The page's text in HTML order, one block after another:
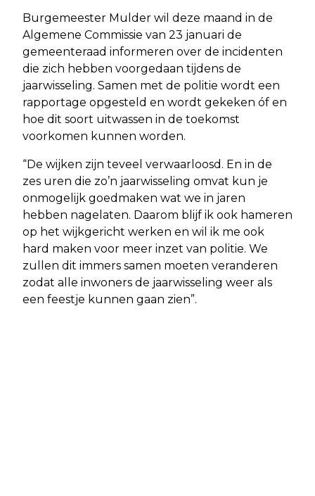
Burgemeester Mulder wil deze maand in de
Algemene Commissie van 23 januari de
gemeenteraad informeren over de incidenten
die zich hebben voorgedaan tijdens de
jaarwisseling. Samen met de politie wordt een
rapportage opgesteld en wordt gekeken óf en
hoe dit soort uitwassen in de toekomst
voorkomen kunnen worden.
“De wijken zijn teveel verwaarloosd. En in de
zes uren die zo’n jaarwisseling omvat kun je
onmogelijk goedmaken wat we in jaren
hebben nagelaten. Daarom blijf ik ook hameren
op het wijkgericht werken en wil ik me ook
hard maken voor meer inzet van politie. We
zullen dit immers samen moeten veranderen
zodat alle inwoners de jaarwisseling weer als
een feestje kunnen gaan zien”.